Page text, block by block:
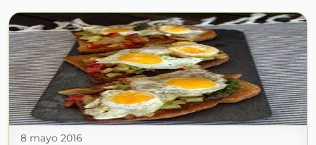
8 mayo 2016